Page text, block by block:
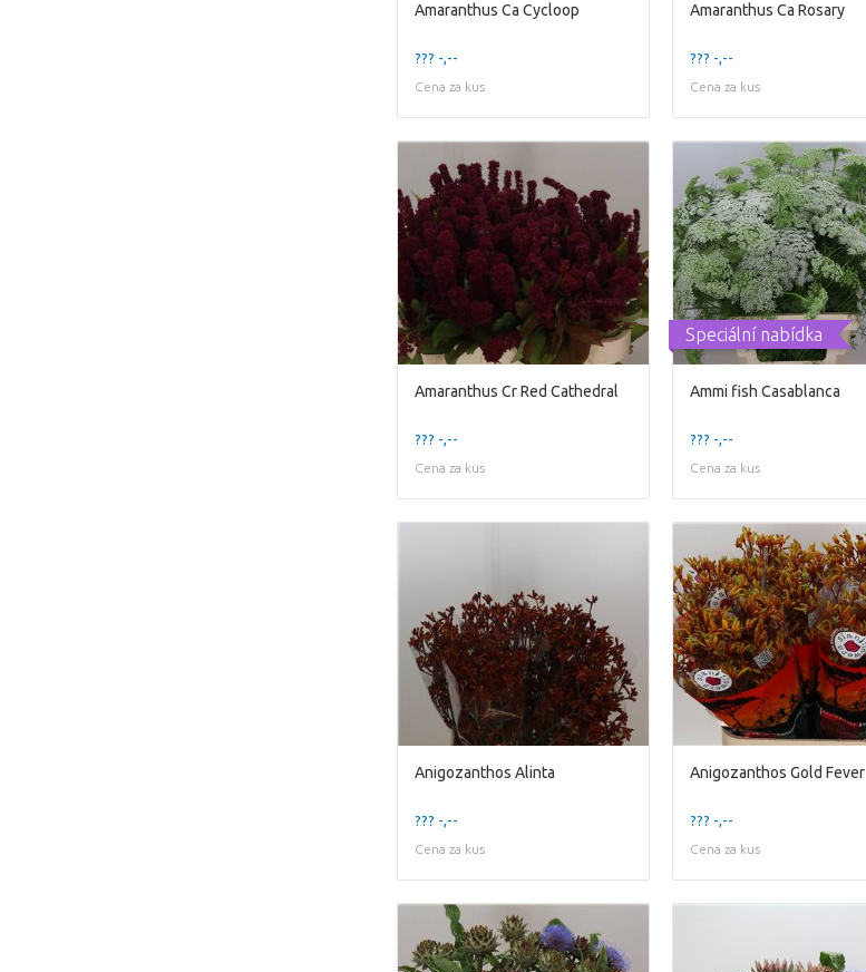
Amaranthus Ca Cycloop
??? -,--
Cena za kus
Amaranthus Ca Rosary
??? -,--
Cena za kus
Amaranthus Cr Red Cathedral
??? -,--
Cena za kus
Speciální nabídka
Ammi fish Casablanca
??? -,--
Cena za kus
Anigozanthos Alinta
??? -,--
Cena za kus
Anigozanthos Gold Fever
??? -,--
Cena za kus